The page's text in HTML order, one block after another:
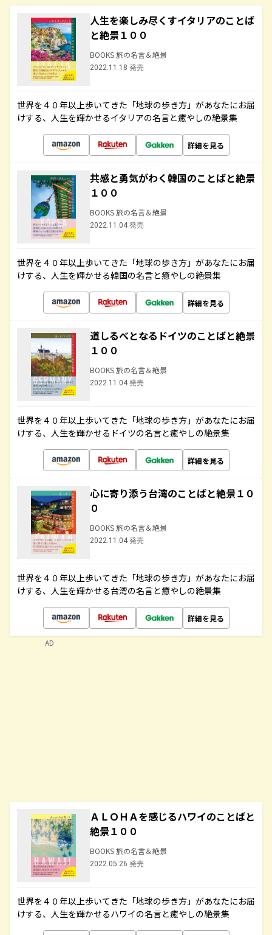
人生を楽しみ尽くすイタリアのことば
と絶景１００
BOOKS 旅の名言＆絶景
2022.11.18 発売
世界を４０年以上歩いてきた「地球の歩き方」があなたにお届
けする、人生を輝かせるイタリアの名言と癒やしの絶景集
詳細を見る
共感と勇気がわく韓国のことばと絶景
１００
BOOKS 旅の名言＆絶景
2022.11.04 発売
世界を４０年以上歩いてきた「地球の歩き方」があなたにお届
けする、人生を輝かせる韓国の名言と癒やしの絶景集
詳細を見る
道しるべとなるドイツのことばと絶景
１００
BOOKS 旅の名言＆絶景
2022.11.04 発売
世界を４０年以上歩いてきた「地球の歩き方」があなたにお届
けする、人生を輝かせるドイツの名言と癒やしの絶景集
詳細を見る
心に寄り添う台湾のことばと絶景１０
０
BOOKS 旅の名言＆絶景
2022.11.04 発売
世界を４０年以上歩いてきた「地球の歩き方」があなたにお届
けする、人生を輝かせる台湾の名言と癒やしの絶景集
詳細を見る
ＡＬＯＨＡを感じるハワイのことばと
絶景１００
BOOKS 旅の名言＆絶景
2022.05.26 発売
世界を４０年以上歩いてきた「地球の歩き方」があなたにお届
けする、人生を輝かせるハワイの名言と癒やしの絶景集
AD